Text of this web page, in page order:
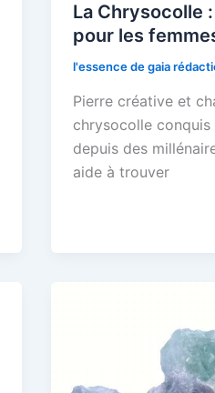
La Chrysocolle
pour les
l'essence de gaia
Pierre créative et
chrysocolle
depuis des
aide à trouver